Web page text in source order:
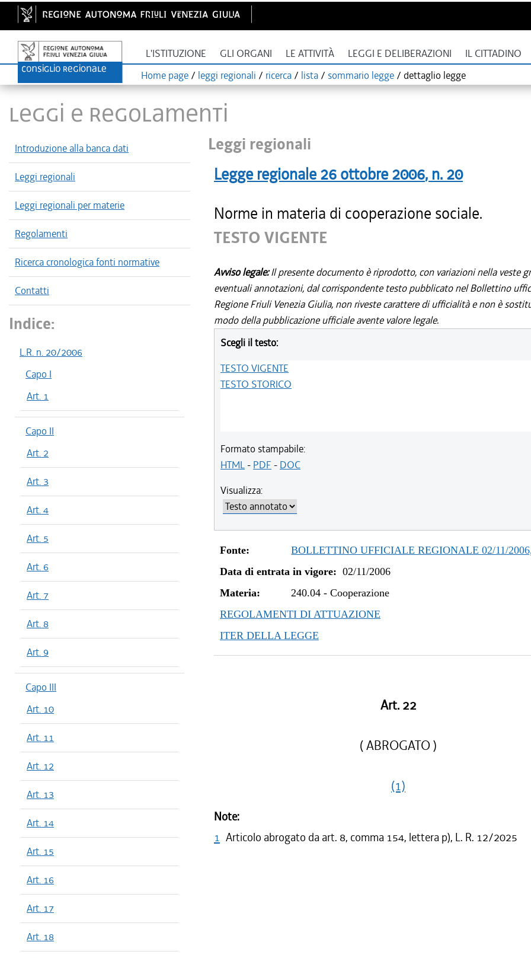
L'ISTITUZIONE GLI ORGANI LE ATTIVITÀ LEGGI E DELIBERAZIONI IL CITTADINO
Home page / leggi regionali / ricerca / lista / sommario legge / dettaglio legge
LEGGI E REGOLAMENTI
Introduzione alla banca dati
Leggi regionali
Leggi regionali per materie
Regolamenti
Ricerca cronologica fonti normative
Contatti
Indice:
L.R. n. 20/2006
Capo I
Art. 1
Capo II
Art. 2
Art. 3
Art. 4
Art. 5
Art. 6
Art. 7
Art. 8
Art. 9
Capo III
Art. 10
Art. 11
Art. 12
Art. 13
Art. 14
Art. 15
Art. 16
Art. 17
Art. 18
Leggi regionali
Legge regionale 26 ottobre 2006, n. 20
Norme in materia di cooperazione sociale.
TESTO VIGENTE
Avviso legale:Il presente documento è riprodotto, con variazioni nella veste
eventuali annotazioni, dal corrispondente testo pubblicato nel Bollettino
Regione Friuli Venezia Giulia, non riveste carattere di ufficialità e non è
modo della pubblicazione ufficiale avente valore legale.
Scegli il testo:
TESTO VIGENTE
TESTO STORICO
Formato stampabile:
HTML- PDF - DOC
Visualizza:
Fonte:
BOLLETTINO UFFICIALE REGIONALE 02/11/
Data di entrata in vigore: 02/11/2006
Materia:
240.04 -Cooperazione
REGOLAMENTI DI ATTUAZIONE
ITER DELLA LEGGE
Art. 22
( ABROGATO )
(1)
Note:
1 Articolo abrogato da art. 8, comma 154, lettera p), L. R. 12/2025